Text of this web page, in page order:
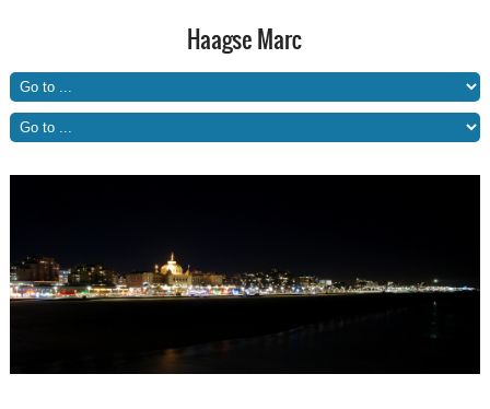
Haagse Marc